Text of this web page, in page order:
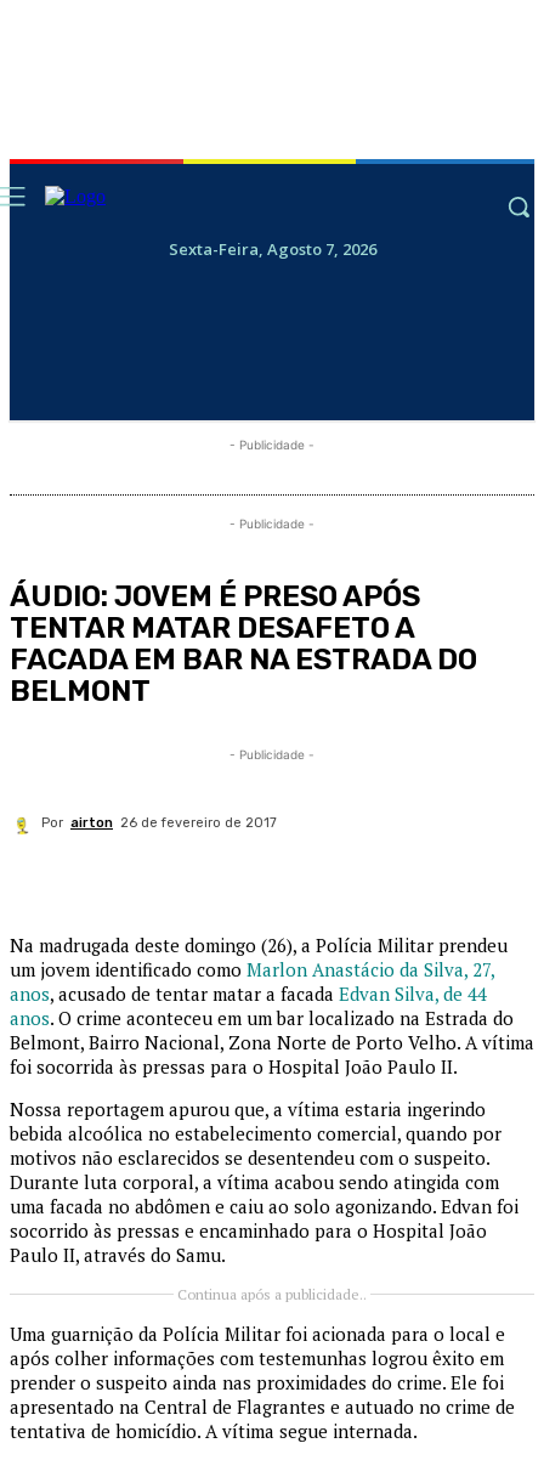
Sexta-Feira, Agosto 7, 2026
- Publicidade -
- Publicidade -
ÁUDIO: JOVEM É PRESO APÓS
TENTAR MATAR DESAFETO A
FACADA EM BAR NA ESTRADA DO
BELMONT
- Publicidade -
Por airton 26 de fevereiro de 2017
Na madrugada deste domingo (26), a Polícia Militar prendeu
um jovem identificado como Marlon Anastácio da Silva, 27,
anos, acusado de tentar matar a facada Edvan Silva, de 44
anos. O crime aconteceu em um bar localizado na Estrada do
Belmont, Bairro Nacional, Zona Norte de Porto Velho. A vítima
foi socorrida às pressas para o Hospital João Paulo II.
Nossa reportagem apurou que, a vítima estaria ingerindo
bebida alcoólica no estabelecimento comercial, quando por
motivos não esclarecidos se desentendeu com o suspeito.
Durante luta corporal, a vítima acabou sendo atingida com
uma facada no abdômen e caiu ao solo agonizando. Edvan foi
socorrido às pressas e encaminhado para o Hospital João
Paulo II, através do Samu.
Continua após a publicidade..
Uma guarnição da Polícia Militar foi acionada para o local e
após colher informações com testemunhas logrou êxito em
prender o suspeito ainda nas proximidades do crime. Ele foi
apresentado na Central de Flagrantes e autuado no crime de
tentativa de homicídio. A vítima segue internada.